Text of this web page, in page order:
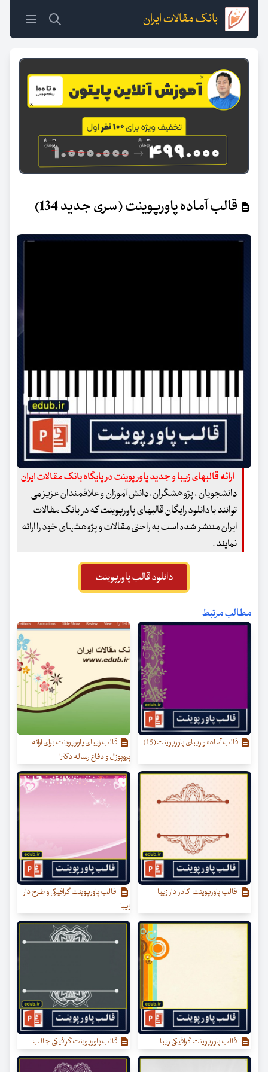
بانک مقالات ایران
قالب آماده پاورپوینت (سری جدید 134)
ارائه قالبهای زیبا و جدید پاور پوینت در پایگاه بانک مقالات ایران
دانشجویان ، پژوهشگران، دانش آموزان و علاقمندان عزیز می
توانند با دانلود رایگان قالبهای پاورپوینت که در بانک مقالات
ایران منتشر شده است به راحتی مقالات و پژوهشهای خود را ارائه
نمایند .
دانلود قالب پاورپوینت
مطالب مرتبط
قالب آماده و زیبای پاورپوینت(15)
قالب زیبای پاورپوینت برای ارائه
پروپوزال و دفاع رساله دکترا
قالب پاورپوینت کادر دار زیبا
قالب پاورپوینت گرافیکی و طرح دار
زیبا
قالب پاورپوینت گرافیکی زیبا قالب پاورپوینت گرافیکی جالب